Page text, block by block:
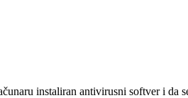
instaliran antivirusni softver i da